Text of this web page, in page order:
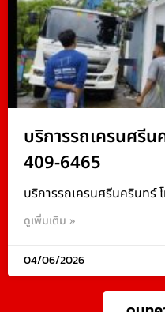
บริการรถเครนศรีน
409-6465
บริการรถเครนศรีนครินทร์
ดูเพิ่มเติม »
04/06/2026